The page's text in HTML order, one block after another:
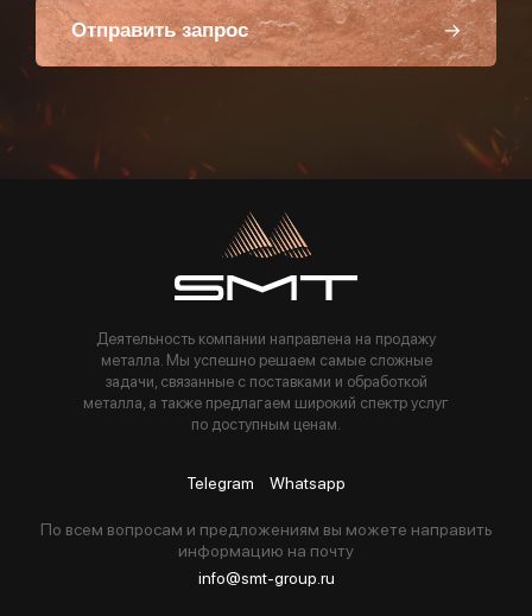
Отправить запрос
Пользуясь данной формой вы соглашаетесь с политикой компании
Деятельность компании направлена на продажу
металла. Мы успешно решаем самые сложные
задачи, связанные с поставками и обработкой
металла, а также предлагаем широкий спектр услуг
по доступным ценам.
Telegram Whatsapp
По всем вопросам и предложениям вы можете направить
информацию на почту
info@smt-group.ru